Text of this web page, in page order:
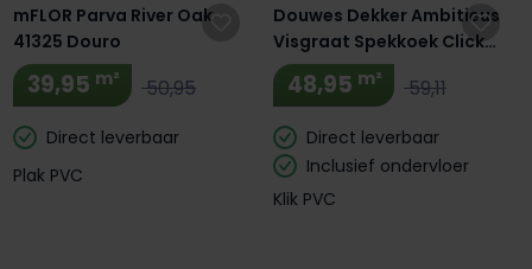
mFLOR Parva River Oak
41325 Douro
39,95 m² 50,95
Direct leverbaar
Plak PVC
Douwes Dekker Ambitieus
Visgraat Spekkoek Click
PVC 10528
48,95 m² 59,11
Direct leverbaar
Inclusief ondervloer
Klik PVC